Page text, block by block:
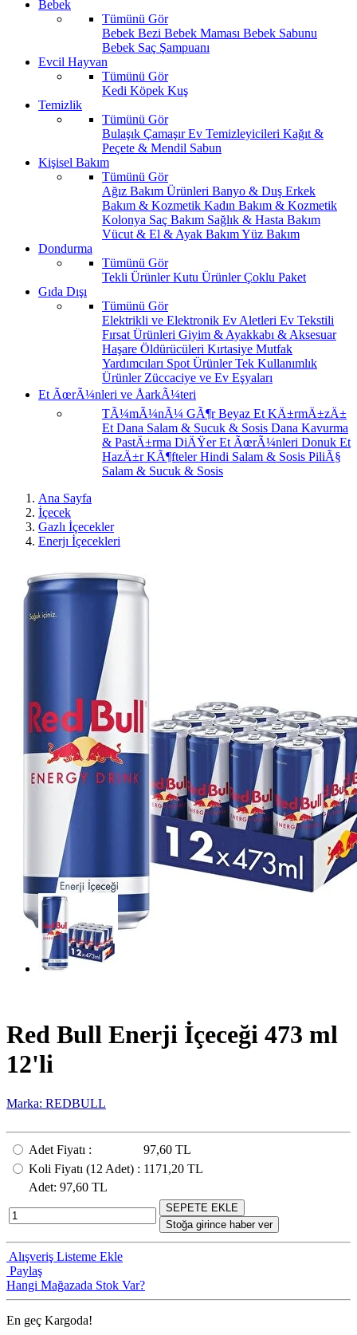
Bebek
Tümünü Gör
Bebek Bezi Bebek Maması Bebek Sabunu
Bebek Saç Şampuanı
Evcil Hayvan
Tümünü Gör
Kedi Köpek Kuş
Temizlik
Tümünü Gör
Bulaşık ÇamaşırEv Temizleyicileri Kağıt &
Peçete & Mendil Sabun
Kişisel Bakım
Tümünü Gör
Ağız Bakım Ürünleri Banyo & Duş Erkek
Bakım & Kozmetik Kadın Bakım & Kozmetik
Kolonya Saç Bakım Sağlık & Hasta Bakım
Vücut & El & Ayak BakımYüz Bakım
Dondurma
Tümünü Gör
Tekli ÜrünlerKutu ÜrünlerÇoklu Paket
Gıda Dışı
Tümünü Gör
Elektrikli ve Elektronik Ev Aletleri Ev Tekstili
Fırsat Ürünleri Giyim & Ayakkabı & Aksesuar
Haşare Öldürücüleri Kırtasiye Mutfak
Yardımcıları Spot ÜrünlerTek Kullanımlık
Ürünler Züccaciye ve Ev Eşyaları
Et ÃœrÃ¼nleri ve ÅarkÃ¼teri
TÃ¼mÃ¼nÃ¼ GÃ¶rBeyaz Et KÄ±rmÄ±zÄ±
Et Dana Salam & Sucuk & Sosis Dana Kavurma
& PastÄ±rma DiÄŸer Et ÃœrÃ¼nleri Donuk Et
HazÄ±r KÃ¶ftelerHindi Salam & Sosis PiliÃ§
Salam & Sucuk & Sosis
Ana Sayfa
İçecek
Gazlı İçecekler
Enerjı İçecekleri
Red Bull Enerji İçeceği 473 ml
12'li
Marka: REDBULL
Adet Fiyatı :
97,60 TL
Koli Fiyatı (12 Adet) : 1171,20 TL
Adet: 97,60 TL
SEPETE EKLE
Stoğa girince haber ver
Alışveriş Listeme Ekle
Paylaş
Hangi Mağazada Stok Var?
En geç Kargoda!